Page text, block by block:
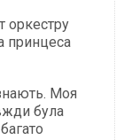
оркестру
принцеса
Моя
була